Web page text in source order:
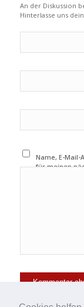
An der Diskussion
Hinterlasse uns
Name, E-
für meinen